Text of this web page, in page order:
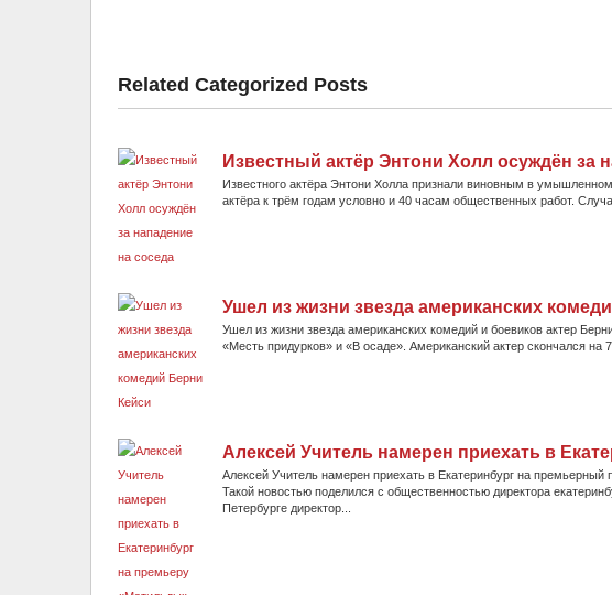
Related Categorized Posts
Известный актёр Энтони Холл осуждён за
Известного актёра Энтони Холла признали виновным в
актёра к трём годам условно и 40 часам общественных работ.
Ушел из жизни звезда американских
Ушел из жизни звезда американских комедий и боевиков актер
«Месть придурков» и «В осаде». Американский актер скончался на
Алексей Учитель намерен приехать в
Алексей Учитель намерен приехать в Екатеринбург на
Такой новостью поделился с общественностью директора
Петербурге директор...